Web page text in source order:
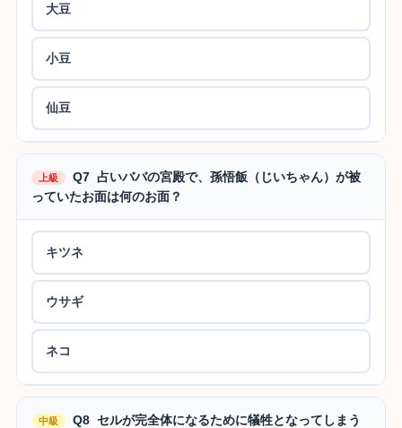
大豆
小豆
仙豆
上級
Q7 占いババの宮殿で、孫悟飯（じいちゃん）が被
っていたお面は何のお面？
キツネ
ウサギ
ネコ
中級
Q8 セルが完全体になるために犠牲となってしまう